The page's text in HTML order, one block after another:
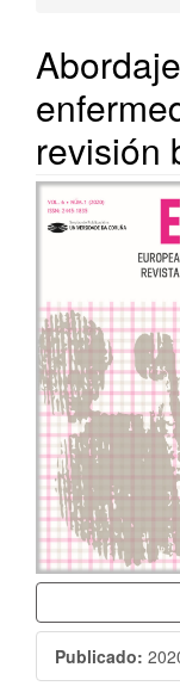
revisión
Barra
lateral
artículo
Publicado: